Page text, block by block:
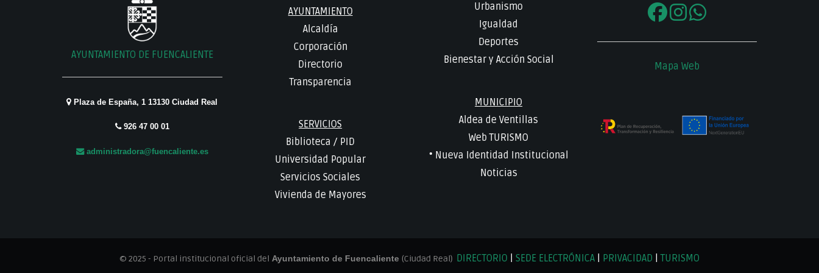
AYUNTAMIENTO DE FUENCALIENTE
Plaza de España, 1 13130 Ciudad Real
926 47 00 01
administradora@fuencaliente.es
AYUNTAMIENTO
Alcaldía
Corporación
Directorio
Transparencia
SERVICIOS
Biblioteca / PID
Universidad Popular
Servicios Sociales
Vivienda de Mayores
Urbanismo
Igualdad
Deportes
Bienestar y Acción Social
MUNICIPIO
Aldea de Ventillas
Web TURISMO
• Nueva Identidad Institucional
Noticias
Mapa Web
© 2025 - Portal institucional oficial del Ayuntamiento de Fuencaliente (Ciudad Real) DIRECTORIO SEDE ELECTRÓNICA PRIVACIDAD |TURISMO